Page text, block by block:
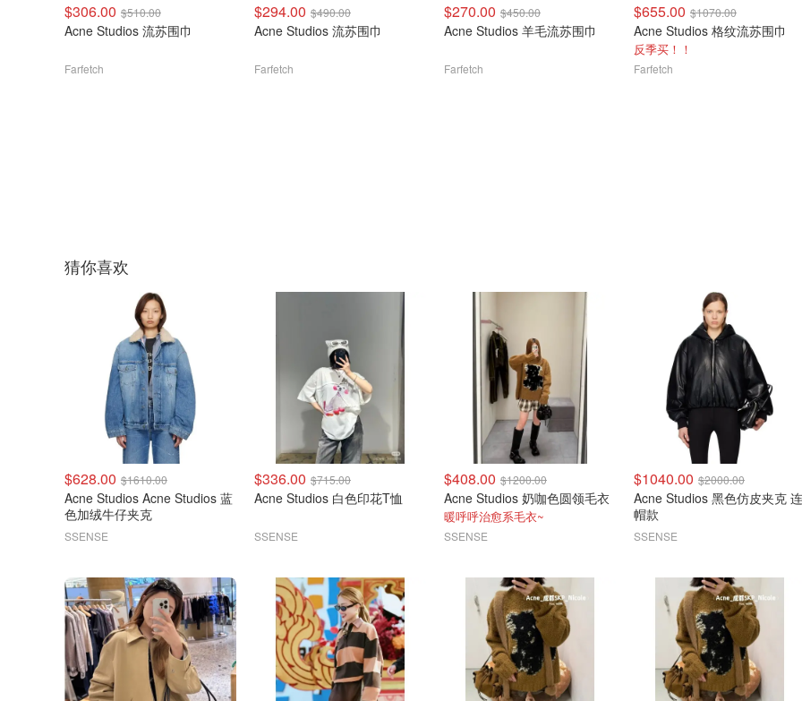
$306.00 $510.00
Acne Studios 流苏围巾
Farfetch
$294.00 $490.00
Acne Studios 流苏围巾
Farfetch
$270.00 $450.00
Acne Studios 羊毛流苏围巾
Farfetch
$655.00 $1070.00
Acne Studios 格纹流苏围巾
反季买！！
Farfetch
猜你喜欢
$628.00 $1610.00
Acne Studios Acne Studios 蓝
色加绒牛仔夹克
SSENSE
$336.00 $715.00
Acne Studios 白色印花T恤
SSENSE
$408.00 $1200.00
Acne Studios 奶咖色圆领毛衣
暖呼呼治愈系毛衣~
SSENSE
$1040.00 $2000.00
Acne Studios 黑色仿皮夹克 连
帽款
SSENSE